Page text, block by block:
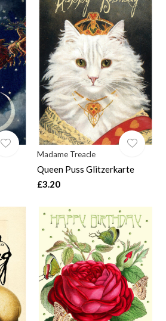
Madame Treacle
Queen Puss Glitzerkarte
£3.20